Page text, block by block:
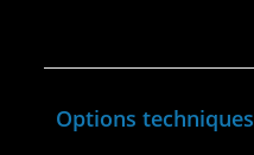
Options techniques